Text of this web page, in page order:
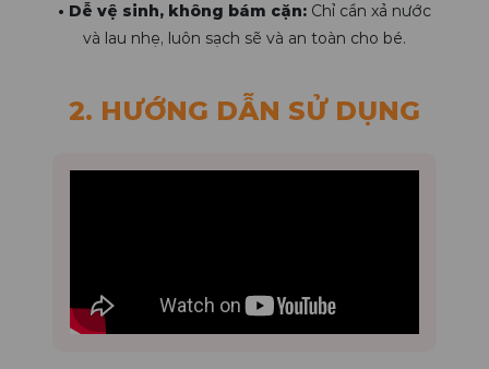
• Dễ vệ sinh, không bám cặn: Chỉ cần xả nước
và lau nhẹ, luôn sạch sẽ và an toàn cho bé.
2. HƯỚNG DẪN SỬ DỤNG